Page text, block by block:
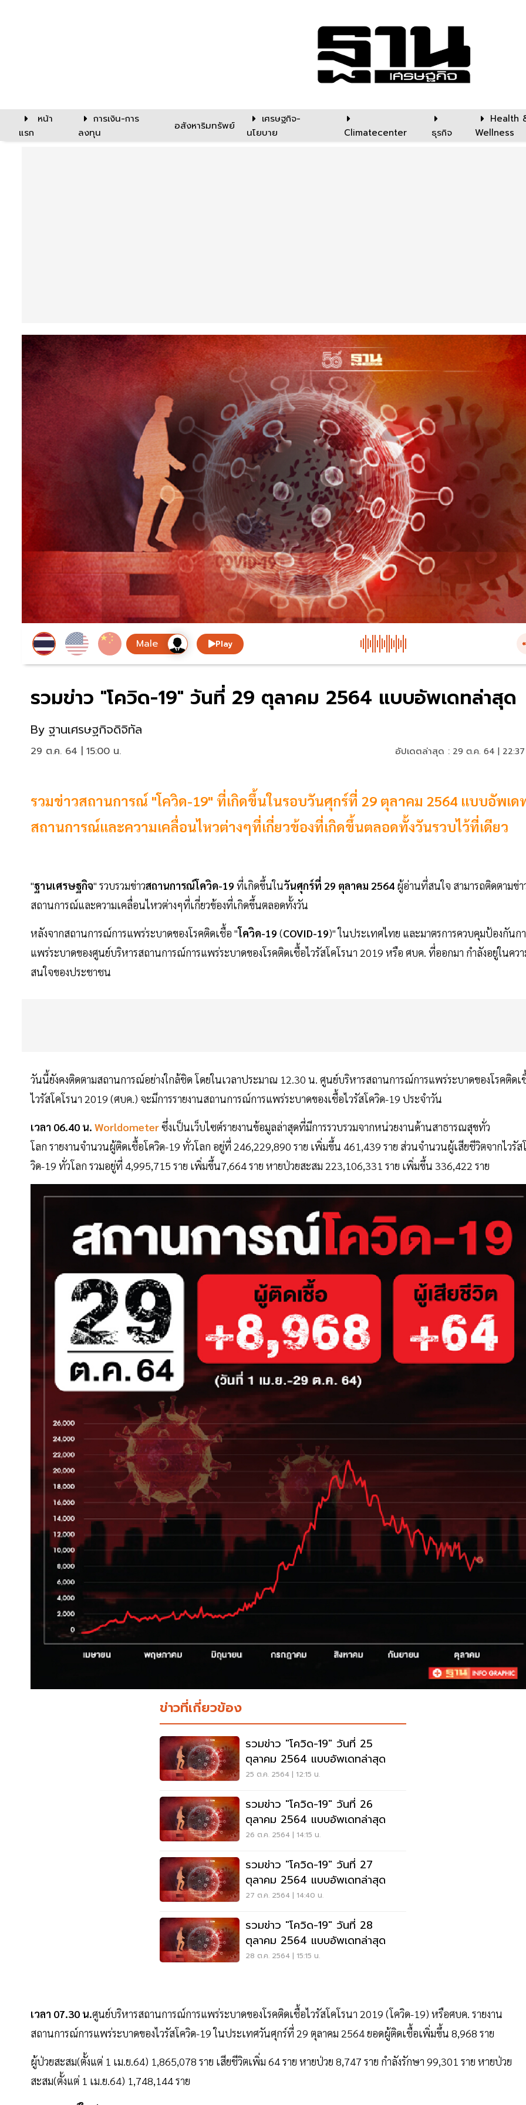
หน้า
แรก
การเงิน-การ
ลงทุน
อสังหาริมทรัพย์
เศรษฐกิจ-
นโยบาย
Climatecenter ธุรกิจ
Health
Wellness
Play
รวมข่าว "โควิด-19" วันที่ 29 ตุลาคม 2564 แบบอัพเดทล่าสุด
By ฐานเศรษฐกิจดิจิทัล
29 ต.ค. 64 | 15:00 น. อัปเดตล่าสุด : 29 ต.ค. 64 |
รวมข่าวสถานการณ์ "โควิด-19" ที่เกิดขึ้นในรอบวันศุกร์ที่ 29 ตุลาคม 2564 แบบอัพเด
สถานการณ์และความเคลื่อนไหวต่างๆที่เกี่ยวข้องที่เกิดขึ้นตลอดทั้งวันรวบไว้ที่เดียว
"ฐานเศรษฐกิจ" รวบรวมข่าวสถานการณ์โควิด-19 ที่เกิดขึ้นในวันศุกร์ที่ 29 ตุลาคม 2564 ผู้อ่านที่สนใจ สามารถติดตามข่า
สถานการณ์และความเคลื่อนไหวต่างๆที่เกี่ยวข้องที่เกิดขึ้นตลอดทั้งวัน
หลังจากสถานการณ์การแพร่ระบาดของโรคติดเชื้อ "โควิด-19 (COVID-19)" ในประเทศไทย และมาตรการควบคุมป้องกันก
แพร่ระบาดของศูนย์บริหารสถานการณ์การแพร่ระบาดของโรคติดเชื้อไวรัสโคโรนา 2019 หรือ ศบค. ที่ออกมา กำลังอยู่ในคว
สนใจของประชาชน
วันนี้ยังคงติดตามสถานการณ์อย่างใกล้ชิด โดยในเวลาประมาณ 12.30 น. ศูนย์บริหารสถานการณ์การแพร่ระบาดของโรคติดเ
ไวรัสโคโรนา 2019 (ศบค.) จะมีการรายงานสถานการณ์การแพร่ระบาดของเชื้อไวรัสโควิด-19 ประจำวัน
เวลา 06.40 น. Worldometerซึ่งเป็นเว็บไซต์รายงานข้อมูลล่าสุดที่มีการรวบรวมจากหน่วยงานด้านสาธารณสุขทั่ว
โลก รายงานจำนวนผู้ติดเชื้อโควิด-19 ทั่วโลก อยู่ที่ 246,229,890 ราย เพิ่มขึ้น 461,439 ราย ส่วนจำนวนผู้เสียชีวิตจากไวรัส
วิด-19 ทั่วโลก รวมอยู่ที่ 4,995,715 ราย เพิ่มขึ้น7,664 ราย หายป่วยสะสม 223,106,331 ราย เพิ่มขึ้น 336,422 ราย
ข่าวที่เกี่ยวข้อง
รวมข่าว "โควิด-19" วันที่ 25
ตุลาคม 2564 แบบอัพเดทล่าสุด
25 ต.ค. 2564 | 12:15 น.
รวมข่าว "โควิด-19" วันที่ 26
ตุลาคม 2564 แบบอัพเดทล่าสุด
26 ต.ค. 2564 | 14:15 น.
รวมข่าว "โควิด-19" วันที่ 27
ตุลาคม 2564 แบบอัพเดทล่าสุด
27 ต.ค. 2564 | 14:40 น.
รวมข่าว "โควิด-19" วันที่ 28
ตุลาคม 2564 แบบอัพเดทล่าสุด
28 ต.ค. 2564 | 15:15 น.
เวลา 07.30 น.ศูนย์บริหารสถานการณ์การแพร่ระบาดของโรคติดเชื้อไวรัสโคโรนา 2019 (โควิด-19) หรือศบค. รายงาน
สถานการณ์การแพร่ระบาดของไวรัสโควิด-19 ในประเทศวันศุกร์ที่ 29 ตุลาคม 2564 ยอดผู้ติดเชื้อเพิ่มขึ้น 8,968 ราย
ผู้ป่วยสะสม(ตั้งแต่ 1 เม.ย.64) 1,865,078 ราย เสียชีวิตเพิ่ม 64 ราย หายป่วย 8,747 ราย กำลังรักษา 99,301 ราย หายป่วย
สะสม(ตั้งแต่ 1 เม.ย.64) 1,748,144 ราย